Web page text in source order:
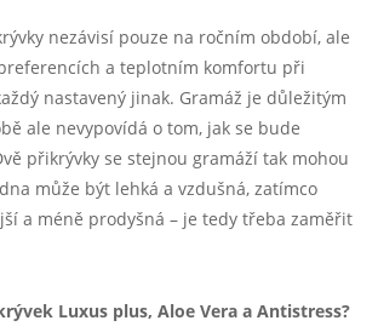
nezávisí pouze na ročním období, ale
a teplotním komfortu při
nastavený jinak. Gramáž je důležitým
ale nevypovídá o tom, jak se bude
přikrývky se stejnou gramáží tak mohou
může být lehká a vzdušná, zatímco
a méně prodyšná – je tedy třeba zaměřit
Luxus plus, Aloe Vera a Antistress?